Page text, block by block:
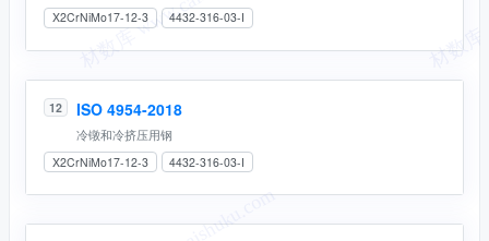
X2CrNiMo17-12-3 4432-316-03-I
12 ISO 4954-2018
冷镦和冷挤压用钢
X2CrNiMo17-12-3 4432-316-03-I